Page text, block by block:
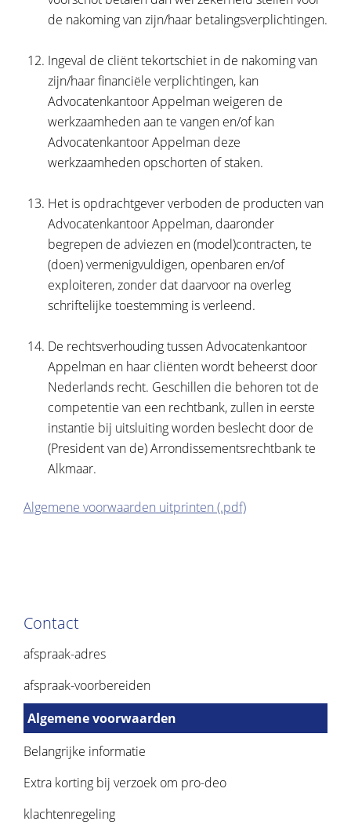
de nakoming van zijn/haar betalingsverplichtingen.
Ingeval de cliënt tekortschiet in de nakoming van
zijn/haar financiële verplichtingen, kan
Advocatenkantoor Appelman weigeren de
werkzaamheden aan te vangen en/of kan
Advocatenkantoor Appelman deze
werkzaamheden opschorten of staken.
Het is opdrachtgever verboden de producten van
Advocatenkantoor Appelman, daaronder
begrepen de adviezen en (model)contracten, te
(doen) vermenigvuldigen, openbaren en/of
exploiteren, zonder dat daarvoor na overleg
schriftelijke toestemming is verleend.
De rechtsverhouding tussen Advocatenkantoor
Appelman en haar cliënten wordt beheerst door
Nederlands recht. Geschillen die behoren tot de
competentie van een rechtbank, zullen in eerste
instantie bij uitsluiting worden beslecht door de
(President van de) Arrondissementsrechtbank te
Alkmaar.
Algemene voorwaarden uitprinten (.pdf)
Contact
afspraak-adres
afspraak-voorbereiden
Algemene voorwaarden
Belangrijke informatie
Extra korting bij verzoek om pro-deo
klachtenregeling